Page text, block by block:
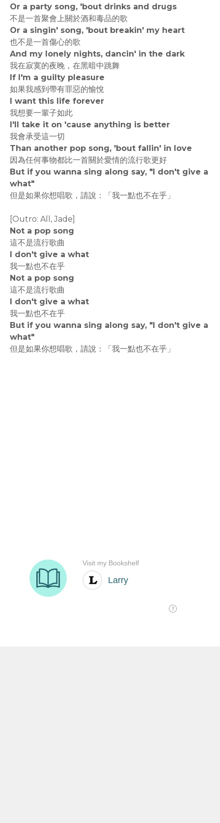
Or a party song, 'bout drinks and drugs
不是一首聚會上關於酒和毒品的歌
Or a singin' song, 'bout breakin' my heart
也不是一首傷心的歌
And my lonely nights, dancin' in the dark
我在寂寞的夜晚，在黑暗中跳舞
If I'm a guilty pleasure
如果我感到帶有罪惡的愉悅
I want this life forever
我想要一輩子如此
I'll take it on 'cause anything is better
我會承受這一切
Than another pop song, 'bout fallin' in love
因為任何事物都比一首關於愛情的流行歌更好
But if you wanna sing along say, "I don't give a
what"
但是如果你想唱歌，請說：「我一點也不在乎」
[Outro: All, Jade]
Not a pop song
這不是流行歌曲
I don't give a what
我一點也不在乎
Not a pop song
這不是流行歌曲
I don't give a what
我一點也不在乎
But if you wanna sing along say, "I don't give a
what"
但是如果你想唱歌，請說：「我一點也不在乎」